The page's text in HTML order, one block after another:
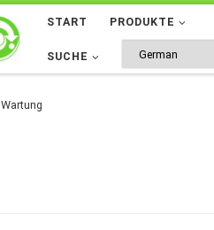
START PRODUKTE
SUCHE
Wartung